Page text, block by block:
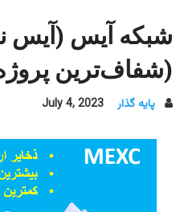
شبکه آیس (آیس
(شفاف‌ترین پروژه
پایه گذار July 4, 2023